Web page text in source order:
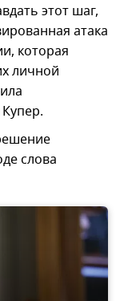
этот шаг,
атака
которая
личной
слова